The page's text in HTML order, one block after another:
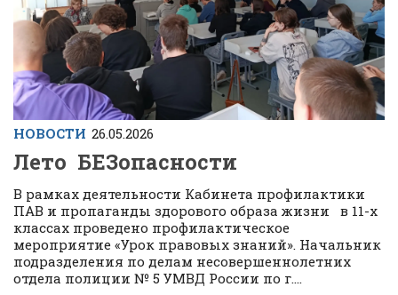
НОВОСТИ 26.05.2026
Лето БЕЗопасности
В рамках деятельности Кабинета профилактики
ПАВ и пропаганды здорового образа жизни в 11-х
классах проведено профилактическое
мероприятие «Урок правовых знаний». Начальник
подразделения по делам несовершеннолетних
отдела полиции № 5 УМВД России по г....